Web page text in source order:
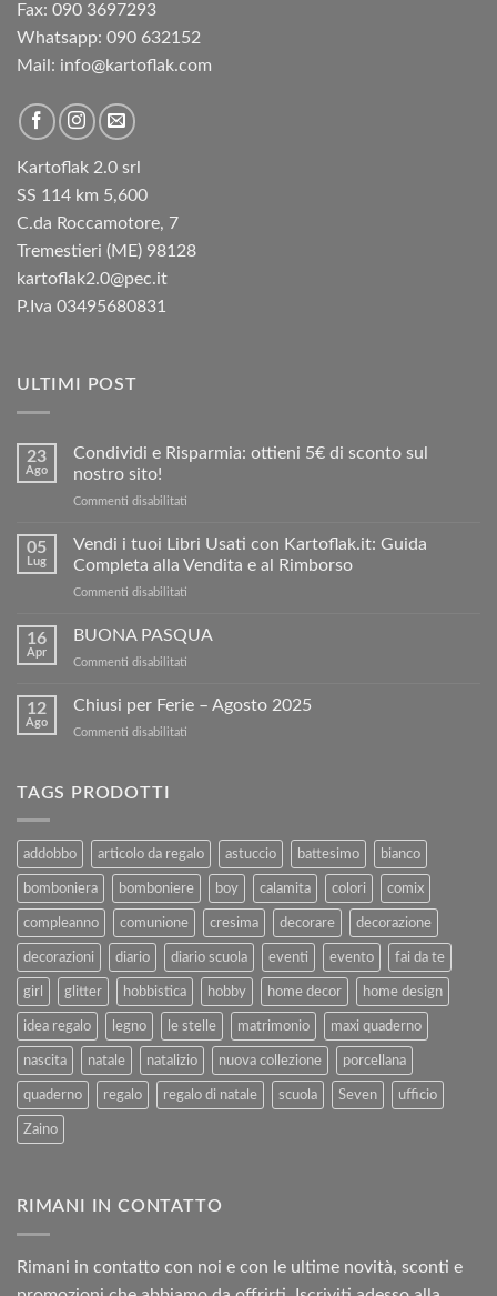
Fax: 090 3697293‬
Whatsapp: 090 632152
Mail: info@kartoflak.com
Kartoflak 2.0 srl
SS 114 km 5,600
C.da Roccamotore, 7
Tremestieri (ME) 98128
kartoflak2.0@pec.it
P.Iva 03495680831
ULTIMI POST
23
Ago
Condividi e Risparmia: ottieni 5€ di sconto sul
nostro sito!
Commenti disabilitati
Risparmia:
sconto
05
Lug
Vendi i tuoi Libri Usati con Kartoflak.it: Guida
Completa alla Vendita e al Rimborso
Commenti disabilitati
i
tuoi
con
Rimborso
16
Apr
BUONA PASQUA
Commenti disabilitati
PASQUA
12
Ago
Chiusi per Ferie – Agosto 2025
Commenti disabilitati
2025
TAGS PRODOTTI
addobbo articolo da regalo astuccio battesimo bianco
bomboniera bomboniere boy calamita colori comix
compleanno comunione cresima decorare decorazione
decorazioni diario diario scuola eventi evento fai da te
girl glitter hobbistica hobby home decor home design
idea regalo legno le stelle matrimonio maxi quaderno
nascita natale natalizio nuova collezione porcellana
quaderno regalo regalo di natale scuola Seven ufficio
Zaino
RIMANI IN CONTATTO
Rimani in contatto con noi e con le ultime novità, sconti e